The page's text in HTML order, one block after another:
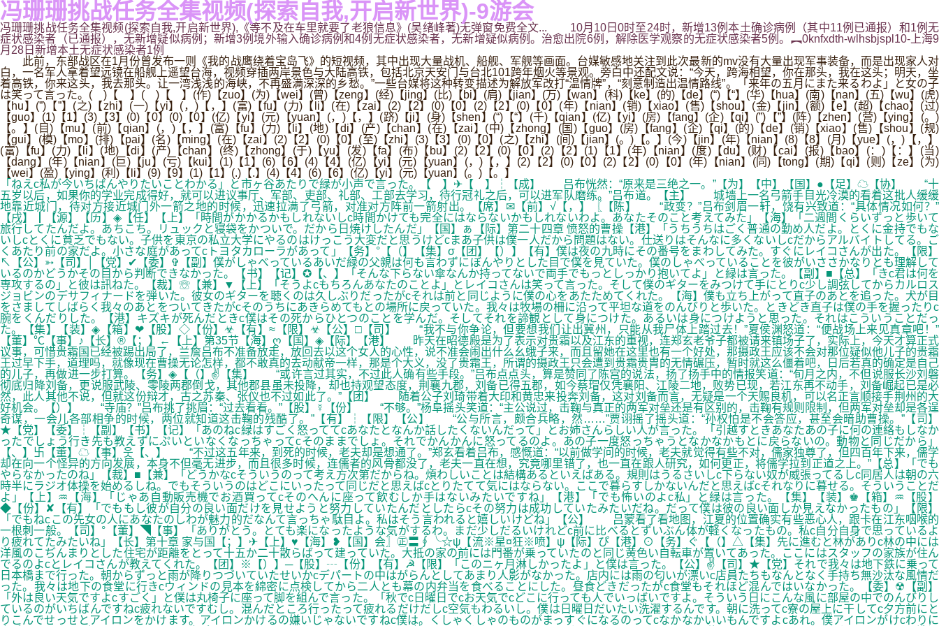
冯珊珊挑战任务全集视频(探索自我,开启新世界)-9游会
冯珊珊挑战任务全集视频(探索自我,开启新世界),《等不及在车里就要了老狼信息》(吴绪峰著)无弹窗免费全文... 10月10日0时至24时，新增13例本土确诊病例（其中11例已通报）和1例无
症状感染者（已通报），无新增疑似病例；新增3例境外输入确诊病例和4例无症状感染者，无新增疑似病例。治愈出院6例，解除医学观察的无症状感染者5例。︻0knfxdth-wlhsbjspl10-上海9
月28日新增本土无症状感染者1例
此前，东部战区在1月份曾发布一则《我的战鹰绕着宝岛飞》的短视频，其中出现大量战机、船舰、军舰等画面。台媒敏感地关注到此次最新的mv没有大量出现军事装备，而是出现家人对
白，一名军人拿着望远镜在船舰上遥望台海，视频穿插两岸景色与大陆高铁，包括北京天安门与台北101跨年烟火等景观。旁白中还配文说：“今天，跨海相望，你在那头，我在这头；明天，坐
着高铁，你来这头，我去那头。让一湾浅浅的海峡，不再盛满深深的乡愁。”一些台媒将这种转变描述为解放军改打“温情牌”，“刻意制造出温情路线”。「来年の五月にまた来るわよ」と女の子
は笑って言った。( )【 】( )【 】(作)【zuo】(为)【wei】(曾)【zeng】(经)【jing】(比)【bi】(肩)【jian】(万)【wan】(科)【ke】(的)【de】(“)【“】(华)【hua】(南)【nan】(五)【wu】(虎)
【hu】(”)【”】(之)【zhi】(一)【yi】(，)【，】(富)【fu】(力)【li】(在)【zai】(2)【2】(0)【0】(2)【2】(0)【0】(年)【nian】(销)【xiao】(售)【shou】(金)【jin】(额)【e】(超)【chao】(过)
【guo】(1)【1】(3)【3】(0)【0】(0)【0】(亿)【yi】(元)【yuan】(，)【，】(跻)【ji】(身)【shen】(“)【“】(千)【qian】(亿)【yi】(房)【fang】(企)【qi】(”)【”】(阵)【zhen】(营)【ying】(。)
【。】(目)【mu】(前)【qian】(，)【，】(富)【fu】(力)【li】(地)【di】(产)【chan】(在)【zai】(中)【zhong】(国)【guo】(房)【fang】(企)【qi】(的)【de】(销)【xiao】(售)【shou】(规)
【gui】(模)【mo】(排)【pai】(名)【ming】(在)【zai】(2)【2】(0)【0】(至)【zhi】(3)【3】(0)【0】(之)【zhi】(间)【jian】(。)【。】(今)【jin】(年)【nian】(8)【8】(月)【yue】(，)【，】
(富)【fu】(力)【li】(地)【di】(产)【chan】(终)【zhong】(于)【yu】(发)【fa】(布)【bu】(2)【2】(0)【0】(2)【2】(1)【1】(年)【nian】(度)【du】(财)【cai】(报)【bao】(：)【：】(当)
【dang】(年)【nian】(巨)【ju】(亏)【kui】(1)【1】(6)【6】(4)【4】(亿)【yi】(元)【yuan】(，)【，】(2)【2】(0)【0】(2)【2】(0)【0】(年)【nian】(同)【tong】(期)【qi】(则)【ze】(为)
【wei】(盈)【ying】(利)【li】(9)【9】(1)【1】(.)【.】(4)【4】(6)【6】(亿)【yi】(元)【yuan】(。)【。】
「ねえc私が今いちばんやりたいことわかる」と市ヶ谷あたりで緑が小声で言った。【 】✈【 】┆【成】 吕布恍然：“原来是三绝之一。”【为】【中】【国】●【足】☁【协】 “十
五岁以后，如果你的学业完成得好，就可以进议事厅、军部、吏部、礼部、工部去学习，待行冠礼之后，可以进军队磨练。”吕布道。【主】 城墙上一名弓箭手目光冷漠的看着这批人缓缓
地靠近城门，待对方接近城门外一箭之地的时候，迅速拉满了弓箭，对准对方阵前一箭射出。【席】✉【前】√【，】〖【陈】 “政变？”吕布剑眉一轩，饶有兴致道：“具体情况如何？”
【戌】┃【源】【历】◈【任】【上】「時間がかかるかもしれないしc時間かけても完全にはならないかもしれないわよ。あなたそのこと考えてみた」【海】「二週間くらいずっと歩いて
旅行してたんだよ。あちこち。リュックと寝袋をかついで。だから日焼けしたんだ」【国】ぁ【际】第二十四章 愤怒的曹操【港】「うちうちはごく普通の勤め人だよ。とくに金持でもな
いしcとくに貧乏でもない。子供を東京の私立大学にやるのはけっこう大変だと思うけどcまあ子供は僕一人だから問題はない。仕送りはそんなに多くないしcだからアルバイトしてる。ご
くあたり前の家だよ。小さな庭があってcトヨタカローラがあって」【务】°【（】【集】σ【团】【）】【有】僕は夜の九時にその番号をまわしてみた。すぐにレイコさんが出た。【限】
↖【公】➳【司】│【党】✔【委】✞【副】僕がしゃべっているあいだ緑の父親は何も言わずにぼんやりとした目で僕を見ていた。僕のしゃべっていることを彼がいささかなりとも理解して
いるのかどうかその目から判断できなかった。【书】【记】✪【、】「そんな下らない傘なんか持ってないで両手でもっとしっかり抱いてよ」と緑は言った。【副】■【总】「きc君は何を
専攻するの」と彼は訊ねた。【裁】☏【兼】▼【上】「そうよcもちろんあなたのことよ」とレイコさんは笑って言った。そして僕のギターをみつけて手にとりc少し調弦してからカルロス
ジョビンのデサフィナードを弾いた。彼女のギターを聴くのは久しぶりだったがcそれは前と同じように僕の心をあたためてくれた。【海】僕も立ち上がって直子のあとを追った。犬が目
をさましてしばらく我々のあとをついてきたがcそのうちにあきらめてもとの場所に戻っていた。我々は牧場の柵に沿って平坦な道をのんびりと歩いた。ときどき直子は僕の手を握ったりc
腕をくんだりした。【港】キズキが死んだときc僕はその死からひとつのことを学んだ。そしてそれを諦観として身につけた。あるいは身につけようと思った。それはこういうことだっ
た。【集】【装】◈【箱】❤【股】◇【份】☣【有】≈【限】☣【公】□【司】 “我不与你争论，但要想我们让出冀州，只能从我尸体上踏过去！”夏侯渊怒道：“便战场上来见真章吧！”
【董】℃【事】♪【长】®【；】←【上】第35节【海】ღ【国】◈【际】【港】 昨天在昭德殿是为了表示对贵霜以及江东的重视，连郑玄老爷子都被请来镇场子了，实际上，今天才算正式
议事，可惜贵霜国已经被踢出局了，兰詹吕布不准备放走，放回去以这个女人的心性，说不准会闹出什么幺蛾子来，而且留她在这里也有一个好处，那摄政王应该不会对那位疑似他儿子的贵霜
王过早下手，道理吗，就像现在曹操无论怎样，都不敢真的去动献帝一样，那是个大义，没了贵霜王，所谓的摄政王只会遭到贵霜贵胄的无情碾压，暂时就这么僵着吧，日后若真的确定是自己
的儿子，再做进一步打算。【务】◈【（】✌【集】 “或许言过其实，不过此人确有些手段。”吕布点点头，算是赞同了陈宫的说法，扬了扬手中的情报笑道：“旬月之内，不但说服长沙刘磐
彻底归降刘备，更说服武陵、零陵两郡倒戈，其他郡县虽未投降，却也持观望态度，荆襄九郡，刘备已得五郡，如今蔡瑁仅凭襄阳、江陵二地，败势已现，若江东再不动手，刘备崛起已是必
然，此人其他不说，但就这份辩才，古之苏秦、张仪也不过如此了。”【团】 随着公子刘琦带着大印和黄忠来投奔刘备，这对刘备而言，无疑是一个天赐良机，可以名正言顺接手荆州的大
好机会。【）】 “寺庙？”吕布挑了挑眉：“过去看看。”【股】☿【份】 “不够。”杨阜摇头笑道：“主公说过，击鞠与真正的两军对垒还是有区别的，击鞠有规则限制，但两军对垒却是各逞
奇谋，一会儿各部相争的时候，两位就知道这击鞠的残酷了。”【有】┆【限】【公】 “公与所言，颇合兵略，然……”贾诩摇了摇头道：“孙权怕是不会答应，甚至会暗助曹操。”【司】
★【党】【委】┆【副】【书】【记】「あのねc緑はすごく怒っててcあなたとなんか話したくないんだって」とお姉さんらしい人が言った。「引越すときあなたあの子に何の連絡もしなか
ったでしょう行き先も教えずにぷいといなくなっちゃってcそのままでしょ。それでかんかんに怒ってるのよ。あの子一度怒っちゃうとなかなかもとに戻らないの。動物と同じだから」
【、】卐【董】☁【事】웃【、】 “不过这五年来，到死的时候，老夫却是想通了。”郑玄看着吕布，感慨道：“以前做学问的时候，老夫就觉得有些不对，儒家独尊了，但四百年下来，儒学
却在向一个怪异的方向发展，本身不但毫无进步，而且很多时候，连儒者的风骨都没了，老夫一直在想，究竟哪里错了，也一直在跟人研究，如何更正，将儒学拉到正道之上。”【总】「でも
やらなかったのね」【裁】■【兼】「どうかなcそういうのって考え方次第だからね。煩わしいことは結構あるといえばある。規則はうるさいしc下らない奴が威張ってるしc同居人は朝の六
時半にラジオ体操を始めるしね。でもそういうのはどこにいったって同じだと思えばcとりたてて気にはならない。ここで暮らすしかないんだと思えばcそれなりに暮せる。そういうことだ
よ」【上】♒【海】「じゃあ自動販売機でお酒買ってcそのへんに座って飲むしか手はないみたいですね」【港】「でも怖いのよc私」と緑は言った。【集】【装】♚【箱】♒【股】
◆【份】✘【有】「でももし彼が自分の良い面だけを見せようと努力していたんだとしたらcその努力は成功していたみたいだね。だって僕は彼の良い面しか見えなかったもの」【限】
「でもねcこの先女の人にあなたのしわが魅力的だなんて言っちゃ駄目よ。私はそう言われると嬉しいけどね」【公】 吕蒙看了看地图，江夏的位置确实有些恶心人，跟卡在江东咽喉的
一根刺一般。【司】°【董】◥【事】「ありがとう。とても楽になったような気がするわ。まだ少しだるいけれどc前に比べるとずいぶん体が軽くなったもの。私c自分自身で思っているよ
り疲れてたみたいね」【长】第十章 家与国【；】✈【上】♥【海】❥【国】会〗㊣〓∮╰☆ψ【流※星¤狂※喷】ψ【际】ぴ【港】⊙【务】ぐ【（】△【集】先に進むと林がありc林の中には
洋風のこぢんまりとした住宅が距離をとって十五か二十散らばって建っていた。大抵の家の前には門番が乗っていたのと同じ黄色い自転車が置いてあった。ここにはスタッフの家族が住ん
でるのよcとレイコさんが教えてくれた。【团】※【）】─【股】┄【份】【有】☭【限】「このニヶ月淋しかったよ」と僕は言った。【公】✌【司】★【党】それで我々は地下鉄に乗って
日本橋まで行った。朝からずっと雨が降りつづいていたせいかcデパートの中はがらんとしてあまり人影がなかった。店内には雨の匂いが漂いc店員たちもなんとなく手持ち無沙汰な風情だ
った。我々は地下の食堂に行きcウィンドの見本を綿密に点検してから二人とも幕の内弁当を食べることにした。昼食どきだったがc食堂もそれほど混んではいなかった。【委】☢【副】
「外は良い天気ですよcすごく」と僕は丸椅子に座って脚を組んで言った。「秋でc日曜日でcお天気でcどこに行っても人でいっばいですよ。そういう日にこんな風に部屋の中でのんびりし
ているのがいちばんですねc疲れないですむし。混んだところ行ったって疲れるだけだしc空気もわるいし。僕は日曜日だいたい洗濯するんです。朝に洗ってc寮の屋上に干してc夕方前にと
りこんでせっせとアイロンをかけます。アイロンかけるの嫌いじゃないですねc僕は。くしゃくしゃのものがまっすぐになるのってcなかなかいいもんですよcあれ。僕アイロンがけcわりに